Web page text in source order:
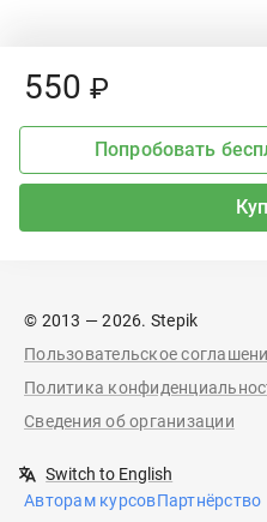
Price:
550 ₽
Попробовать
© 2013 — 2026. Stepik
Пользовательское
Политика
Сведения об организации
Switch to English
Авторам курсовПартнёрство